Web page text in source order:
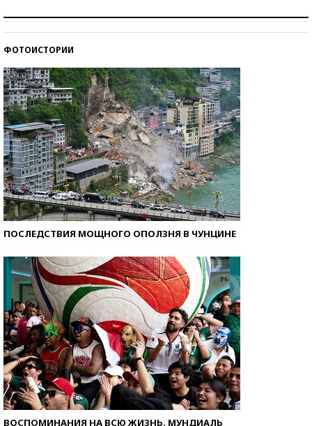
ФОТОИСТОРИИ
ПОСЛЕДСТВИЯ МОЩНОГО ОПОЛЗНЯ В ЧУНЦИНЕ
ВОСПОМИНАНИЯ НА ВСЮ ЖИЗНЬ. МУНДИАЛЬ